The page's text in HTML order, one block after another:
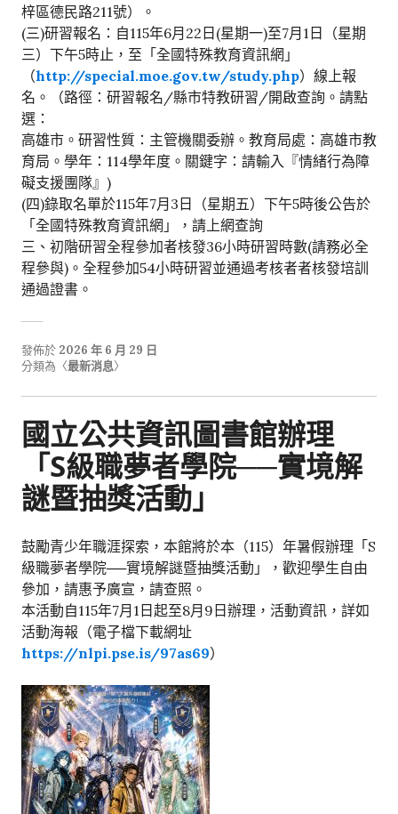
梓區德民路211號）。
(三)研習報名：自115年6月22日(星期一)至7月1日（星期
三）下午5時止，至「全國特殊教育資訊網」
（http://special.moe.gov.tw/study.php）線上報
名。（路徑：研習報名/縣市特教研習/開啟查詢。請點
選：
高雄市。研習性質：主管機關委辦。教育局處：高雄市教
育局。學年：114學年度。關鍵字：請輸入『情緒行為障
礙支援團隊』)
(四)錄取名單於115年7月3日（星期五）下午5時後公告於
「全國特殊教育資訊網」，請上網查詢
三、初階研習全程參加者核發36小時研習時數(請務必全
程參與)。全程參加54小時研習並通過考核者者核發培訓
通過證書。
發佈於 2026 年 6 月 29 日
分類為〈最新消息〉
國立公共資訊圖書館辦理
「S級職夢者學院──實境解
謎暨抽獎活動」
鼓勵青少年職涯探索，本館將於本（115）年暑假辦理「S
級職夢者學院──實境解謎暨抽獎活動」，歡迎學生自由
參加，請惠予廣宣，請查照。
本活動自115年7月1日起至8月9日辦理，活動資訊，詳如
活動海報（電子檔下載網址
https://nlpi.pse.is/97as69）